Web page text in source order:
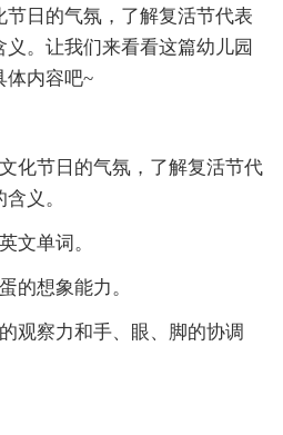
日的气氛，了解复活节代表
。让我们来看看这篇幼儿园
体内容吧~
化节日的气氛，了解复活节代
义。
文单词。
的想象能力。
观察力和手、眼、脚的协调